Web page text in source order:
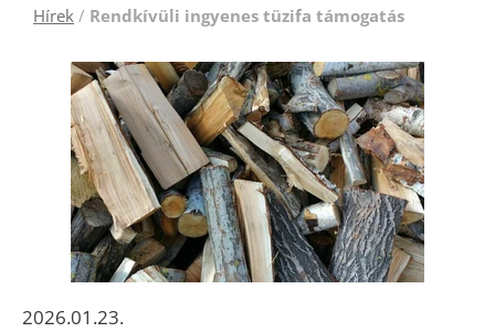
Hírek / Rendkívüli ingyenes tüzifa támogatás
2026.01.23.